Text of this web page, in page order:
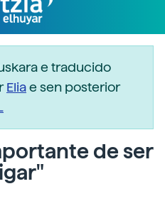
e traducido
Eliae sen posterior
de ser